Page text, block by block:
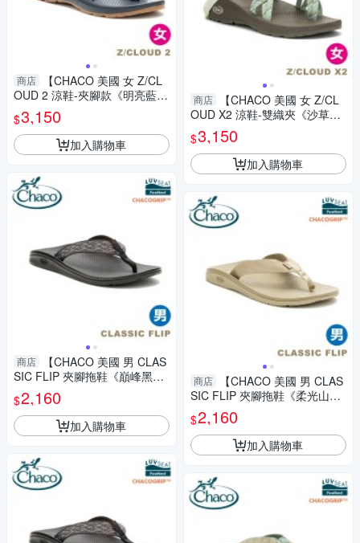
商店
【CHACO 美國 女 Z/CL
OUD 2 涼鞋-夾腳款《明亮藍
旗》】CH-ZLW02HK20/越野/
健行/攀岩/溯溪/泛舟
$3,150
加入購物車
商店
【CHACO 美國 男 CLAS
SIC FLIP 夾腳拖鞋《巔峰黑
白》】CH-CFM01HL66/人字
拖/戶外/海灘鞋/涼鞋
$2,160
加入購物車
商店
【CHACO 美國 女 Z/CL
OUD X2 涼鞋-雙織夾《沙草古
卷》】CH-ZLW04HK23/越野/
健行/攀岩/溯溪/泛舟
$3,150
加入購物車
商店
【CHACO 美國 男 CLAS
SIC FLIP 夾腳拖鞋《柔光山
巒》】CH-CFM01HM01/人字
拖/戶外/海灘鞋/涼鞋
$2,160
加入購物車